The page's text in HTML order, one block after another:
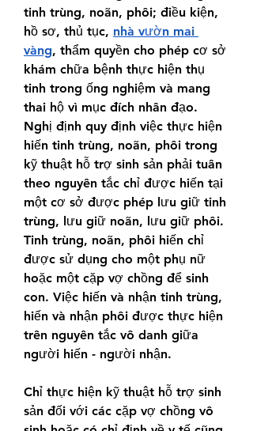
tinh trùng, noãn, phôi; điều kiện,
hồ sơ, thủ tục, nhà vườn mai
vàng, thẩm quyền cho phép cơ sở
khám chữa bệnh thực hiện thụ
tinh trong ống nghiệm và mang
thai hộ vì mục đích nhân đạo.
Nghị định quy định việc thực hiện
hiến tinh trùng, noãn, phôi trong
kỹ thuật hỗ trợ sinh sản phải tuân
theo nguyên tắc chỉ được hiến tại
một cơ sở được phép lưu giữ tinh
trùng, lưu giữ noãn, lưu giữ phôi.
Tinh trùng, noãn, phôi hiến chỉ
được sử dụng cho một phụ nữ
hoặc một cặp vợ chồng để sinh
con. Việc hiến và nhận tinh trùng,
hiến và nhận phôi được thực hiện
trên nguyên tắc vô danh giữa
người hiến - người nhận.
Chỉ thực hiện kỹ thuật hỗ trợ sinh
sản đối với các cặp vợ chồng vô